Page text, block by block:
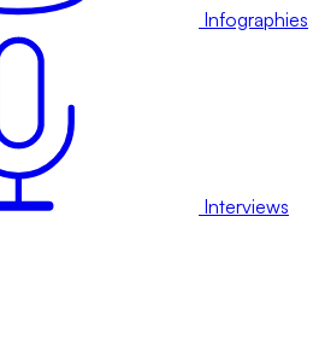
Infographies
Interviews